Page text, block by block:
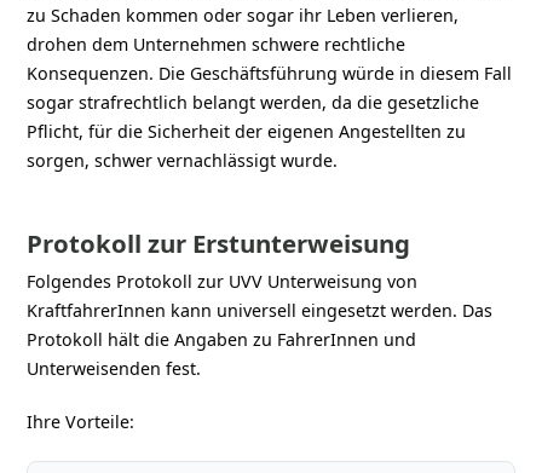
zu Schaden kommen oder sogar ihr Leben verlieren,
drohen dem Unternehmen schwere rechtliche
Konsequenzen. Die Geschäftsführung würde in diesem Fall
sogar strafrechtlich belangt werden, da die gesetzliche
Pflicht, für die Sicherheit der eigenen Angestellten zu
sorgen, schwer vernachlässigt wurde.
Protokoll zur Erstunterweisung
Folgendes Protokoll zur UVV Unterweisung von
KraftfahrerInnen kann universell eingesetzt werden. Das
Protokoll hält die Angaben zu FahrerInnen und
Unterweisenden fest.
Ihre Vorteile: